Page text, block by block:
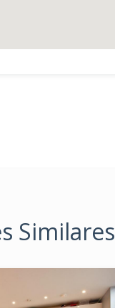
Similares